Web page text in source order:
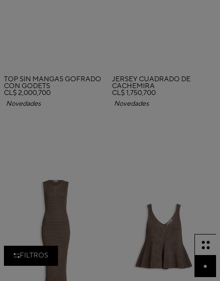
FILTROS
TOP SIN MANGAS GOFRADO
CON GODETS
CL$ 2,000,700
Novedades
JERSEY CUADRADO DE
CACHEMIRA
CL$ 1,750,700
Novedades